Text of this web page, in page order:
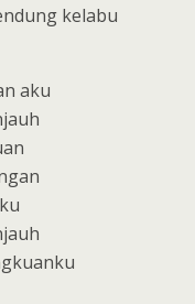
kelabu
aku